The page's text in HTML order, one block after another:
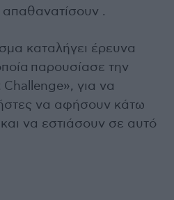
.
καταλήγει έρευνα
παρουσίασε την
για να
να αφήσουν κάτω
να εστιάσουν σε αυτό